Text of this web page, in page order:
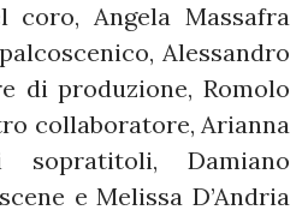
coro, Angela Massafra
Alessandro
di produzione, Romolo
collaboratore, Arianna
Damiano
e Melissa D’Andria